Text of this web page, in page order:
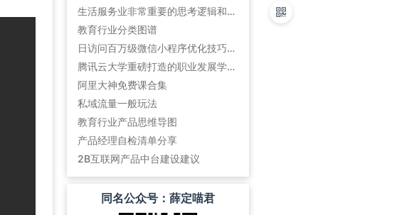
生活服务业非常重要的思考逻辑和方法论:平台的5道坎
教育行业分类图谱
日访问百万级微信小程序优化技巧总结
腾讯云大学重磅打造的职业发展学习路径
阿里大神免费课合集
私域流量一般玩法
教育行业产品思维导图
产品经理自检清单分享
2B互联网产品中台建设建议
同名公众号：薛定喵君